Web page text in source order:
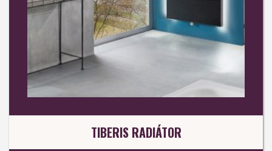
TIBERIS RADIÁTOR